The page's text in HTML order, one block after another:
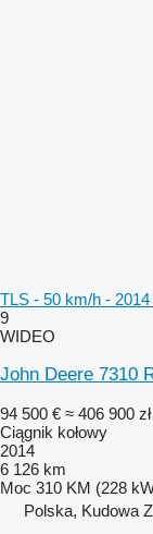
TLS - 50 km/h -
9
WIDEO
John Deere 7310
94 500 € ≈ 406 900 zł
Ciągnik kołowy
2014
6 126 km
Moc 310 KM (228
Polska, Kudowa